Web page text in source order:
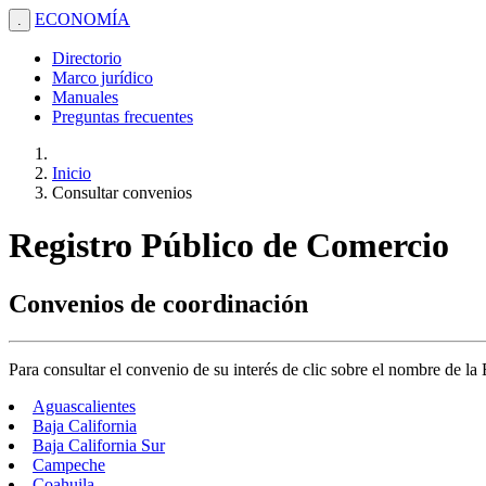
. ECONOMÍA
Directorio
Marco jurídico
Manuales
Preguntas frecuentes
Inicio
Consultar convenios
Registro Público de Comercio
Convenios de coordinación
Para consultar el convenio de su interés de clic sobre el nombre de la
Aguascalientes
Baja California
Baja California Sur
Campeche